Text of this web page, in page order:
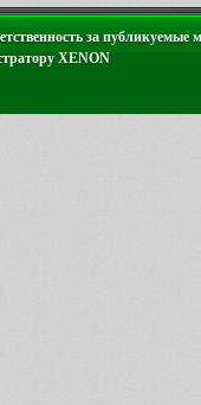
за публикуемые
XENON